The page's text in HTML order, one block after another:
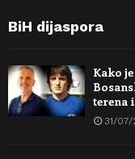
BiH dijaspora
Kako
terena
31/